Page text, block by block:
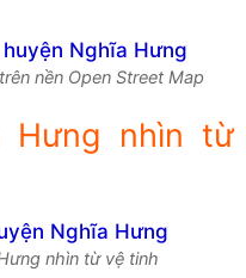
nền Open Street Map
Hưng nhìn từ
nhìn từ vệ tinh